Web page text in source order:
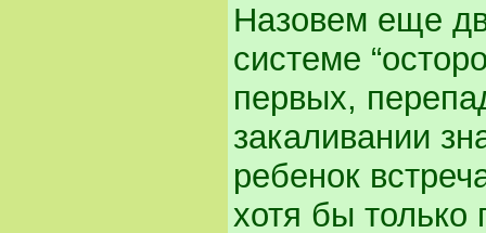
Назовем еще
системе
первых,
закаливании
ребенок
хотя бы только